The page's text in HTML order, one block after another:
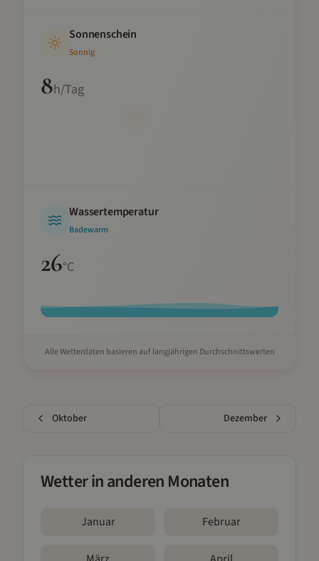
Sonnenschein
Sonnig
8h/Tag
Wassertemperatur
Badewarm
26°C
Alle Wetterdaten basieren auf langjährigen Durchschnittswerten
Oktober Dezember
Wetter in anderen Monaten
Januar Februar